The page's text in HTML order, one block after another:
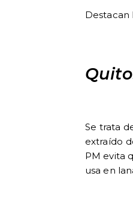
Destacan
Se trata
extraído
PM evita
usa en